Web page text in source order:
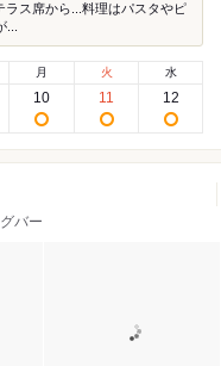
ス席から...料理はパスタやピ
月
10
火
11
水
12
バー